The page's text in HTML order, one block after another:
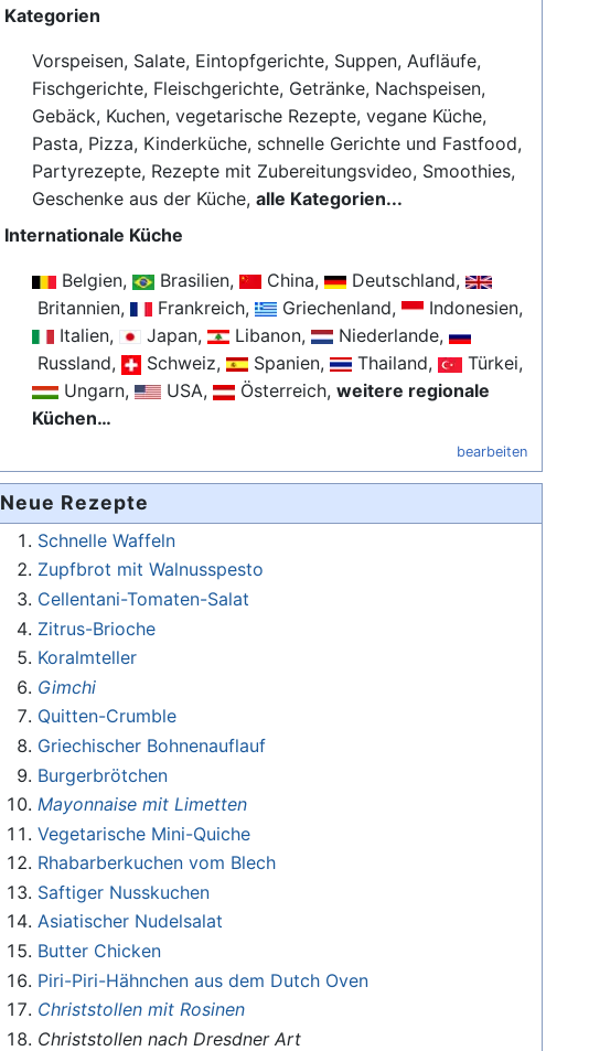
Kategorien
Vorspeisen, Salate, Eintopfgerichte, Suppen, Aufläufe,
Fischgerichte, Fleischgerichte, Getränke, Nachspeisen,
Gebäck, Kuchen, vegetarische Rezepte, vegane Küche,
Pasta, Pizza, Kinderküche, schnelle Gerichte und Fastfood,
Partyrezepte, Rezepte mit Zubereitungsvideo, Smoothies,
Geschenke aus der Küche,alle Kategorien...
Internationale Küche
Belgien, Brasilien, China,
Deutschland,
Britannien,
Frankreich, Griechenland,
Indonesien,
Italien,
Japan, Libanon,
Niederlande,
Russland,
Schweiz, Spanien, Thailand,
Türkei,
Ungarn,
USA, Österreich,weitere regionale
Küchen…
bearbeiten
Neue Rezepte
Schnelle Waffeln
Zupfbrot mit Walnusspesto
Cellentani-Tomaten-Salat
Zitrus-Brioche
Koralmteller
Gimchi
Quitten-Crumble
Griechischer Bohnenauflauf
Burgerbrötchen
Mayonnaise mit Limetten
Vegetarische Mini-Quiche
Rhabarberkuchen vom Blech
Saftiger Nusskuchen
Asiatischer Nudelsalat
Butter Chicken
Piri-Piri-Hähnchen aus dem Dutch Oven
Christstollen mit Rosinen
Christstollen nach Dresdner Art